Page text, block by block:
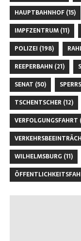
HAUPTBAHNHOF (15)
IMPFZENTRUM (11)
POLIZEI (198)
REEPERBAHN (21)
SENAT (50)
TSCHENTSCHER (12)
VERFOLGUNGSFAHRT
WILHELMSBURG (11)